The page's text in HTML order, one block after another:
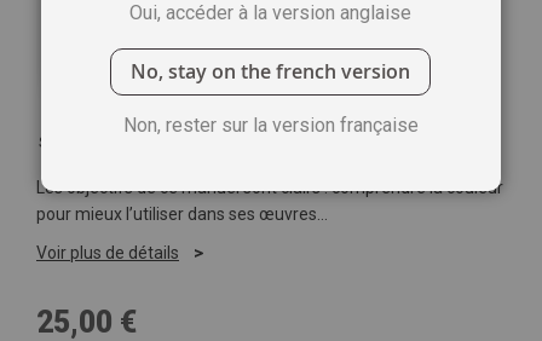
Soyez le premier à commenter ce produit
Les objectifs de ce manuel sont clairs : comprendre la couleur
pour mieux l’utiliser dans ses œuvres…
Voir plus de détails
25,00 €
Oui, accéder à la version anglaise
No, stay on the french version
Non, rester sur la version française